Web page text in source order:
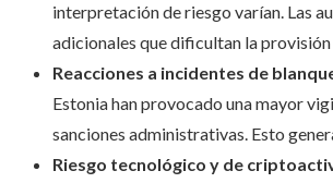
interpretación de riesgo varían. Las
adicionales que dificultan la
Reacciones a incidentes de
Estonia han provocado una mayor
sanciones administrativas. Esto
Riesgo tecnológico y de